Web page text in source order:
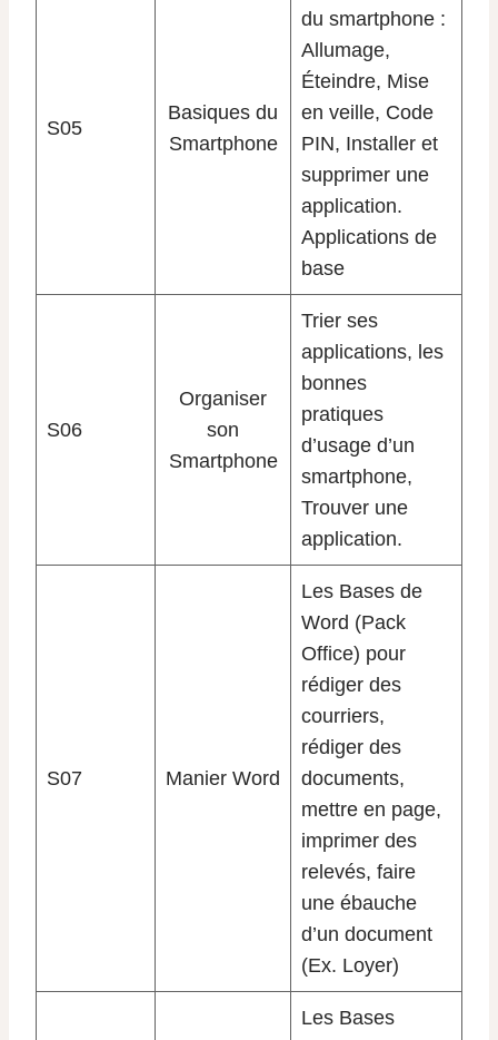
S05
Basiques du
Smartphone
du smartphone :
Allumage,
Éteindre, Mise
en veille, Code
PIN, Installer et
supprimer une
application.
Applications de
base
S06
Organiser
son
Smartphone
Trier ses
applications, les
bonnes
pratiques
d’usage d’un
smartphone,
Trouver une
application.
S07 Manier Word
Les Bases de
Word (Pack
Office) pour
rédiger des
courriers,
rédiger des
documents,
mettre en page,
imprimer des
relevés, faire
une ébauche
d’un document
(Ex. Loyer)
Les Bases